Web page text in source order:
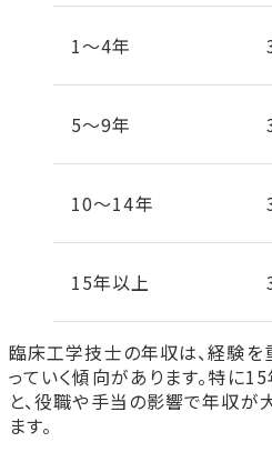
1〜4年
5〜9年
10〜14年
15年以上
臨床工学技士の年収は、経験を
っていく傾向があります。特に
と、役職や手当の影響で年収が
ます。